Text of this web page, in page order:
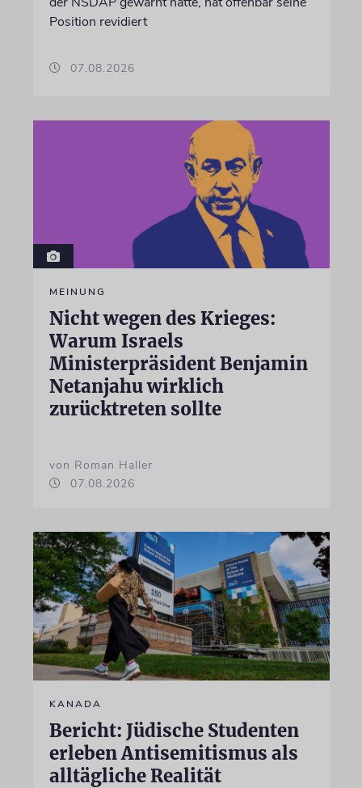
Position revidiert
07.08.2026
MEINUNG
Nicht wegen des Krieges:
Warum Israels
Ministerpräsident Benjamin
Netanjahu wirklich
zurücktreten sollte
von Roman Haller
07.08.2026
KANADA
Bericht: Jüdische Studenten
erleben Antisemitismus als
alltägliche Realität